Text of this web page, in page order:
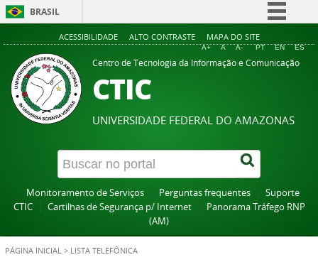
BRASIL
Simplifique!
Comunica BR
Legislação
Canais
ACESSIBILIDADE ALTO CONTRASTE MAPA DO SITE
A+ A A- PT EN ES
Centro de Tecnologia da Informação e Comunicação
CTIC
UNIVERSIDADE FEDERAL DO AMAZONAS
Monitoramento de Serviços Perguntas frequentes
Suporte
CTIC
Cartilhas de Segurança p/ Internet
Panorama Tráfego RNP
(AM)
PÁGINA INICIAL > LISTA TELEFÔNICA